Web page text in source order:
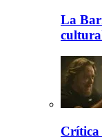
La
Crítica